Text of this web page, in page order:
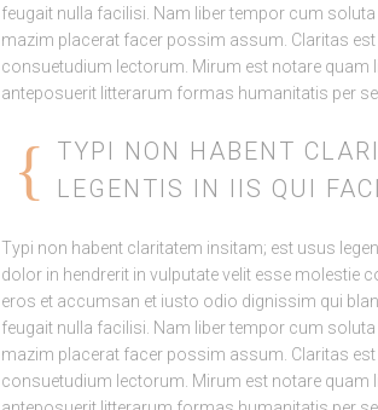
feugait nulla facilisi. Nam liber tempor cum
mazim placerat facer possim assum. Claritas
consuetudium lectorum. Mirum est notare
anteposuerit litterarum formas humanitatis per
TYPI NON HABENT
LEGENTIS IN IIS QUI
Typi non habent claritatem insitam; est usus
dolor in hendrerit in vulputate velit esse molestie
eros et accumsan et iusto odio dignissim qui
feugait nulla facilisi. Nam liber tempor cum
mazim placerat facer possim assum. Claritas
consuetudium lectorum. Mirum est notare